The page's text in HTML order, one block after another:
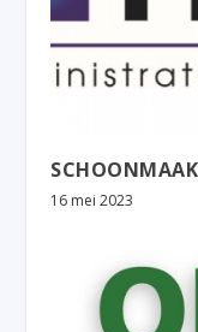
16 mei 2023